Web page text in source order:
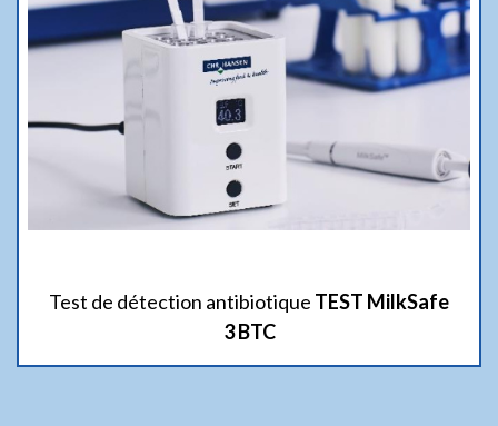
Test de détection antibiotique TEST MilkSafe
3 BTC